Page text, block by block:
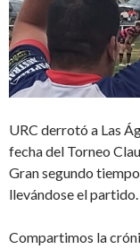
URC derrotó a Las
fecha del Torneo
Gran segundo
llevándose el partido.
Compartimos la